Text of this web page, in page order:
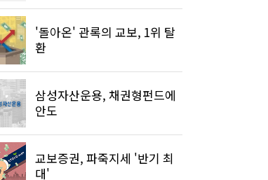
'돌아온' 관록의 교보, 1위 탈
환
삼성자산운용, 채권형펀드에
안도
교보증권, 파죽지세 '반기 최
대'